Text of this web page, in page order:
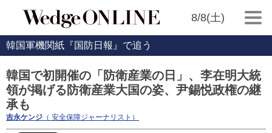
8/8(土)
韓国軍機関紙『国防日報』で追う
韓国で初開催の「防衛産業の日」、李在明大統
領が掲げる防衛産業大国の姿、尹錫悦政権の継
承も
吉永ケンジ （ 安全保障ジャーナリスト）